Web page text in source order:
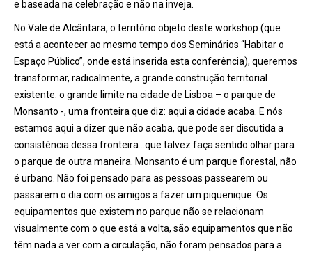
e baseada na celebração e não na inveja.
No Vale de Alcântara, o território objeto deste workshop (que
está a acontecer ao mesmo tempo dos Seminários “Habitar o
Espaço Público”, onde está inserida esta conferência), queremos
transformar, radicalmente, a grande construção territorial
existente: o grande limite na cidade de Lisboa – o parque de
Monsanto -, uma fronteira que diz: aqui a cidade acaba. E nós
estamos aqui a dizer que não acaba, que pode ser discutida a
consistência dessa fronteira…que talvez faça sentido olhar para
o parque de outra maneira. Monsanto é um parque florestal, não
é urbano. Não foi pensado para as pessoas passearem ou
passarem o dia com os amigos a fazer um piquenique. Os
equipamentos que existem no parque não se relacionam
visualmente com o que está a volta, são equipamentos que não
têm nada a ver com a circulação, não foram pensados para a